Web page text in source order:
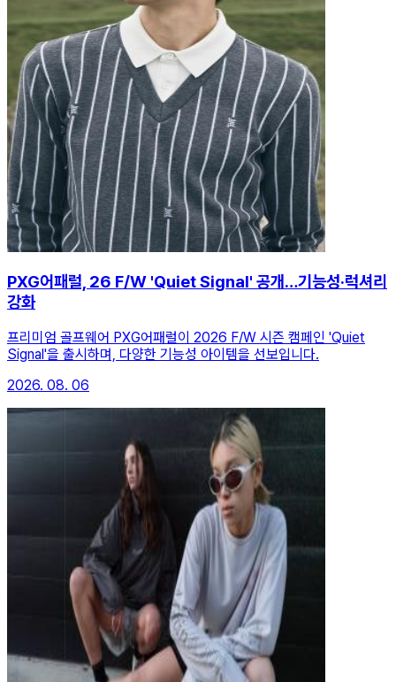
PXG어패럴, 26 F/W 'Quiet Signal' 공개…기능성·럭셔리
강화
프리미엄 골프웨어 PXG어패럴이 2026 F/W 시즌 캠페인 'Quiet
Signal'을 출시하며, 다양한 기능성 아이템을 선보입니다.
2026. 08. 06